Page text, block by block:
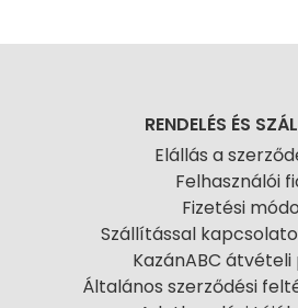
RENDELÉS ÉS
Elállás a
Felhasználói
Fizetési
Szállítással
KazánABC
Általános szerződési